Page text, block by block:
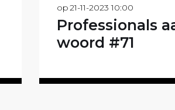
op21-11-2023 10:00
Professionals
woord #71